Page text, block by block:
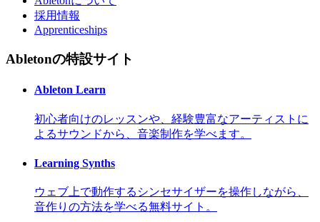
採用情報
Apprenticeships
Abletonの特設サイト
Ableton Learn
初心者向けのレッスンや、経験豊富なアーティストに
よるサウンドから、音楽制作を学べます。
Learning Synths
ウェブ上で動作するシンセサイザーを操作しながら、
音作りの方法を学べる無料サイト。